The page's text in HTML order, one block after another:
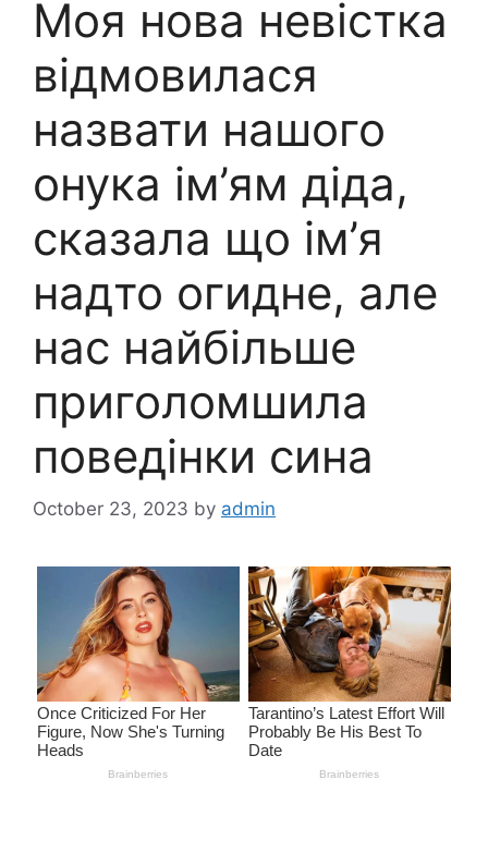
Моя нова невістка
відмовилася
назвати нашого
онука ім’ям діда,
сказала що ім’я
надто огидне, але
нас найбільше
приголомшила
поведінки сина
October 23, 2023 by admin